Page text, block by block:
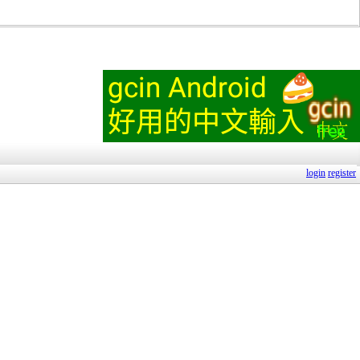
login register